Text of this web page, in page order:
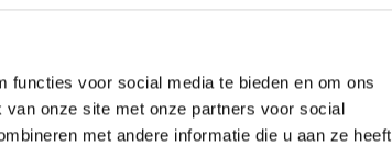
functies voor social media te bieden en om ons
onze site met onze partners voor social
met andere informatie die u aan ze heeft